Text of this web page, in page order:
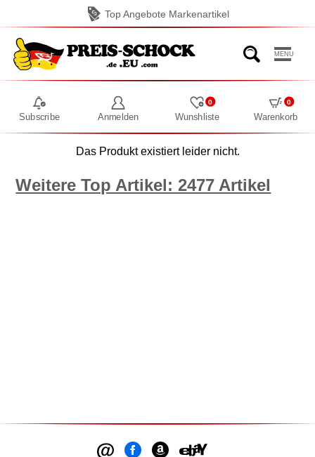
Top Angebote Markenartikel
MENU
Subscribe Anmelden Wunshliste
0
Warenkorb
0
Das Produkt existiert leider nicht.
Weitere Top Artikel: 2477 Artikel